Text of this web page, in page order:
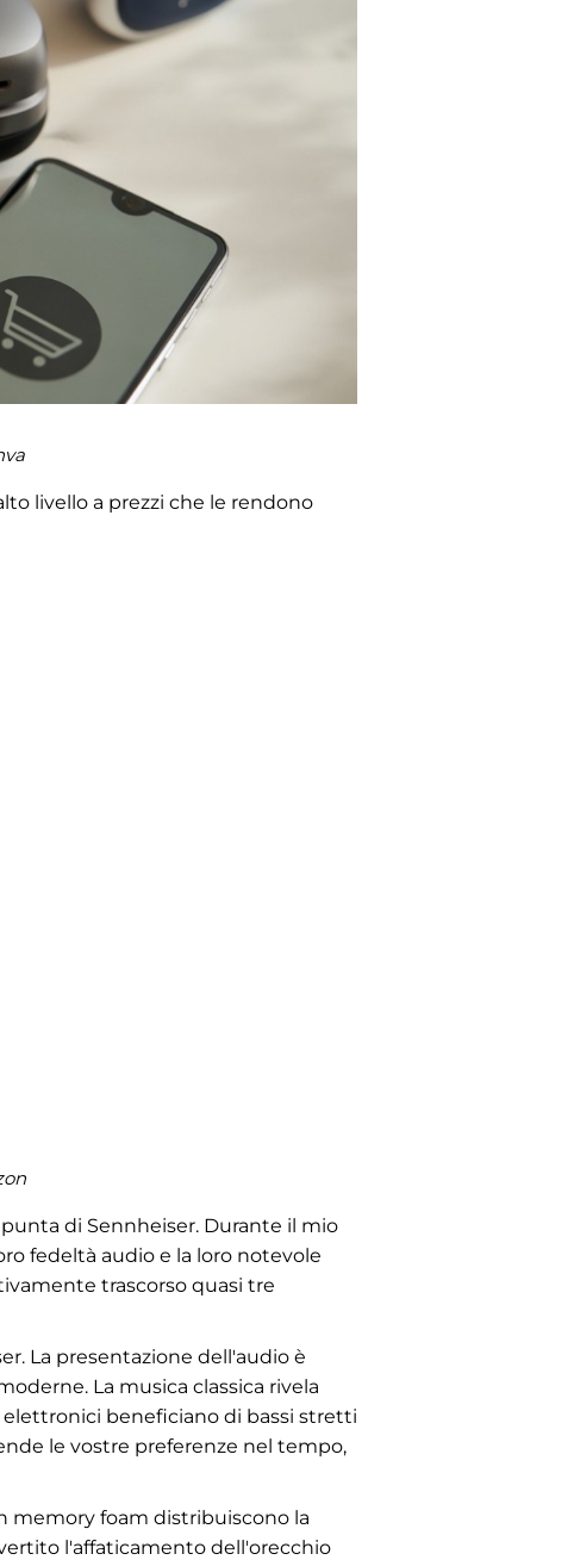
livello a prezzi che le rendono
di Sennheiser. Durante il mio
fedeltà audio e la loro notevole
trascorso quasi tre
La presentazione dell'audio è
La musica classica rivela
beneficiano di bassi stretti
le vostre preferenze nel tempo,
memory foam distribuiscono la
l'affaticamento dell'orecchio